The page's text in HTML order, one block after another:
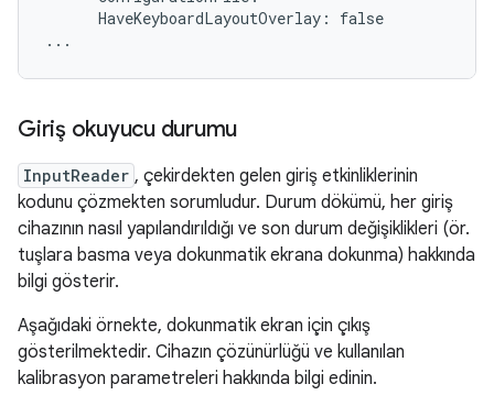
      HaveKeyboardLayoutOverlay: false
Giriş okuyucu durumu
InputReader , çekirdekten gelen giriş etkinliklerinin
kodunu çözmekten sorumludur. Durum dökümü, her giriş
cihazının nasıl yapılandırıldığı ve son durum değişiklikleri (ör.
tuşlara basma veya dokunmatik ekrana dokunma) hakkında
bilgi gösterir.
Aşağıdaki örnekte, dokunmatik ekran için çıkış
gösterilmektedir. Cihazın çözünürlüğü ve kullanılan
kalibrasyon parametreleri hakkında bilgi edinin.